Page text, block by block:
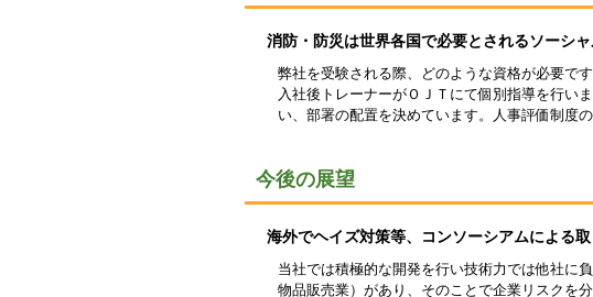
消防・防災は世界各国で必要とされるソーシャ
弊社を受験される際、どのような資格が必要で
入社後トレーナーがＯＪＴにて個別指導を行い
い、部署の配置を決めています。人事評価制度
今後の展望
海外でヘイズ対策等、コンソーシアムによる
当社では積極的な開発を行い技術力では他社に
物品販売業）があり、そのことで企業リスクを